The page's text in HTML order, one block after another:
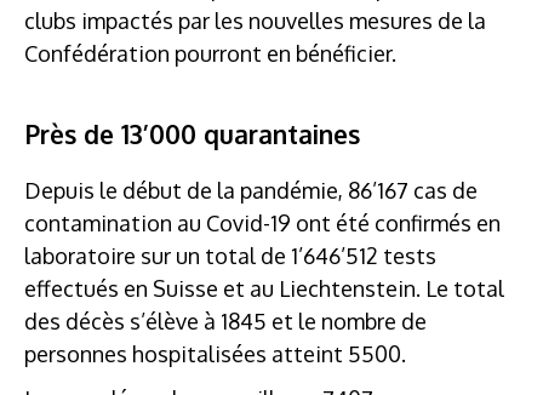
clubs impactés par les nouvelles mesures de la
Confédération pourront en bénéficier.
Près de 13’000 quarantaines
Depuis le début de la pandémie, 86’167 cas de
contamination au Covid-19 ont été confirmés en
laboratoire sur un total de 1’646’512 tests
effectués en Suisse et au Liechtenstein. Le total
des décès s’élève à 1845 et le nombre de
personnes hospitalisées atteint 5500.